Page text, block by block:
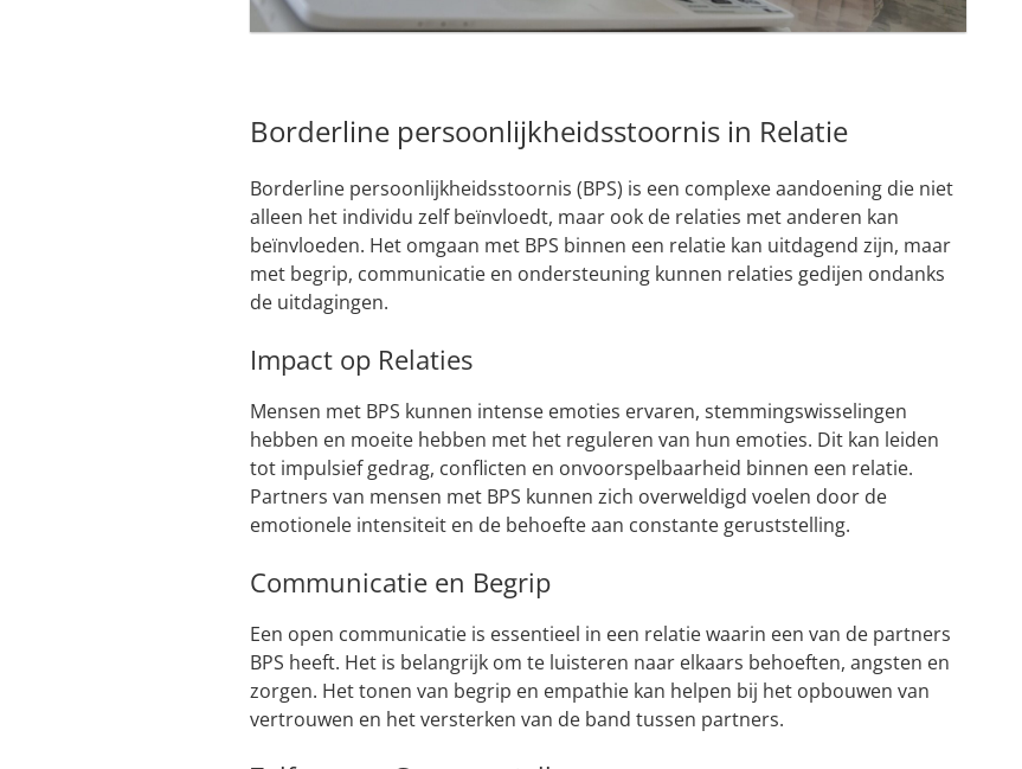
Borderline persoonlijkheidsstoornis in Relatie
Borderline persoonlijkheidsstoornis (BPS) is een complexe aandoening die niet
alleen het individu zelf beïnvloedt, maar ook de relaties met anderen kan
beïnvloeden. Het omgaan met BPS binnen een relatie kan uitdagend zijn, maar
met begrip, communicatie en ondersteuning kunnen relaties gedijen ondanks
de uitdagingen.
Impact op Relaties
Mensen met BPS kunnen intense emoties ervaren, stemmingswisselingen
hebben en moeite hebben met het reguleren van hun emoties. Dit kan leiden
tot impulsief gedrag, conflicten en onvoorspelbaarheid binnen een relatie.
Partners van mensen met BPS kunnen zich overweldigd voelen door de
emotionele intensiteit en de behoefte aan constante geruststelling.
Communicatie en Begrip
Een open communicatie is essentieel in een relatie waarin een van de partners
BPS heeft. Het is belangrijk om te luisteren naar elkaars behoeften, angsten en
zorgen. Het tonen van begrip en empathie kan helpen bij het opbouwen van
vertrouwen en het versterken van de band tussen partners.